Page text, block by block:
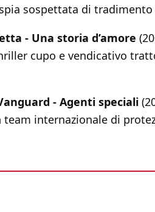
sospettata di
- Una storia d’amore
cupo e vendicativo
- Agenti speciali
team internazionale di